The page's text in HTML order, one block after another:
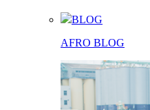
BLOG
AFRO BLOG